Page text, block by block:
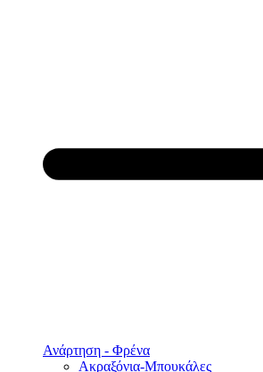
Ανάρτηση - Φρένα
Ακραξόνια-Μπουκάλες